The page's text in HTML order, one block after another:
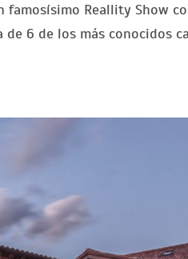
famosísimo Reallity Show
6 de los más conocidos